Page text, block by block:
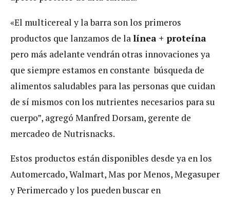
«El multicereal y la barra son los primeros
productos que lanzamos de lalínea + proteína
pero más adelante vendrán otras innovaciones ya
que siempre estamos en constante búsqueda de
alimentos saludables para las personas que cuidan
de sí mismos con los nutrientes necesarios para su
cuerpo”, agregó Manfred Dorsam, gerente de
mercadeo de Nutrisnacks.
Estos productos están disponibles desde ya en los
Automercado, Walmart, Mas por Menos, Megasuper
y Perimercado y los pueden buscar en